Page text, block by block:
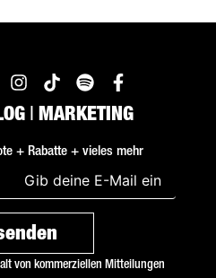
| MARKETING
+ Rabatte + vieles mehr
von kommerziellen Mitteilungen